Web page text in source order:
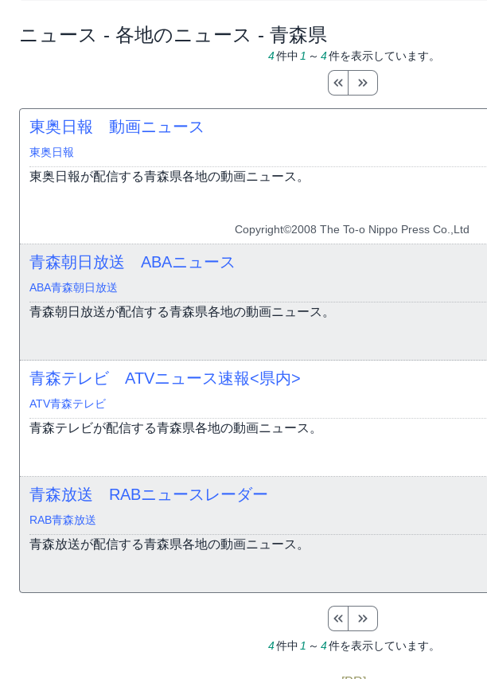
ニュース - 各地のニュース - 青森県
4件中 1 ～ 4件を表示しています。
東奥日報 動画ニュース
東奥日報
東奥日報が配信する青森県各地の動画ニュース。
Copyright©2008 The To-o Nippo Press Co.,Ltd
青森朝日放送 ABAニュース
ABA青森朝日放送
青森朝日放送が配信する青森県各地の動画ニュース。
青森テレビ ATVニュース速報<県内>
ATV青森テレビ
青森テレビが配信する青森県各地の動画ニュース。
青森放送 RABニュースレーダー
RAB青森放送
青森放送が配信する青森県各地の動画ニュース。
4件中 1 ～ 4件を表示しています。